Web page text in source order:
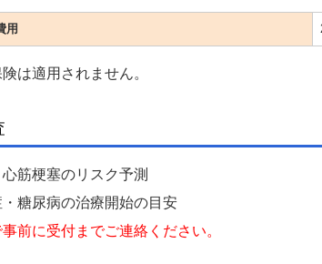
用
は適用されません。
筋梗塞のリスク予測
糖尿病の治療開始の目安
前に受付までご連絡ください。